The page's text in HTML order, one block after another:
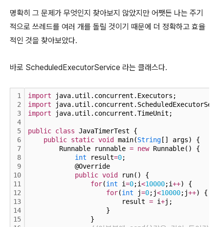
명확히 그 문제가 무엇인지 찾아보지 않았지만 어쨋든 나는 주기
적으로 쓰레드를 여러 개를 돌릴 것이기 때문에 더 정확하고 효율
적인 것을 찾아보았다.
바로 ScheduledExecutorService 라는 클래스다.
1
2
3
4
5
6
7
8
9
10
11
12
13
14
15
import java.util.concurrent.Executors;
import
import java.util.concurrent.TimeUnit;
public class JavaTimerTest {
public static void main(String[] args) {
Runnable runnable = new Runnable() {
int result=0;
@Override
public void run() {
for(int i=0;i<10000;i++) {
for(int j=0;j<10000;j++) {
result = i+j;
}
}